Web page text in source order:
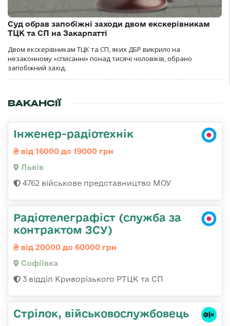
Суд обрав запобіжні заходи двом екскерівникам
ТЦК та СП на Закарпатті
Двом екскерівникам ТЦК та СП, яких ДБР викрило на
незаконному «списанні» понад тисячі чоловіків, обрано
запобіжний захід.
ВАКАНСІЇ
Інженер-радіотехнік
від 16000 до 19000 грн
Львів
4762 військове представництво МОУ
Радіотелеграфіст (служба за
контрактом ЗСУ)
від 20000 до 60000 грн
Софіївка
3 відділ Криворізького РТЦК та СП
Стрілок, військовослужбовець